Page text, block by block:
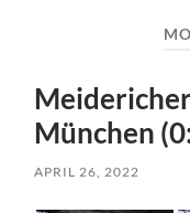
München
APRIL 26, 2022